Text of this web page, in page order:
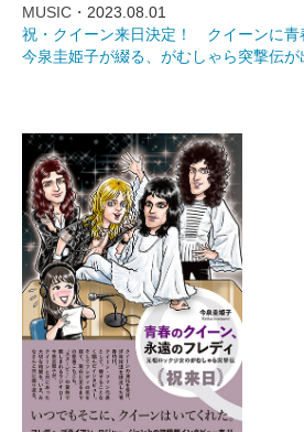
MUSIC・ 2023.08.01
祝・クイーン来日決定！ クイーンに青
今泉圭姫子が綴る、がむしゃら突撃伝が